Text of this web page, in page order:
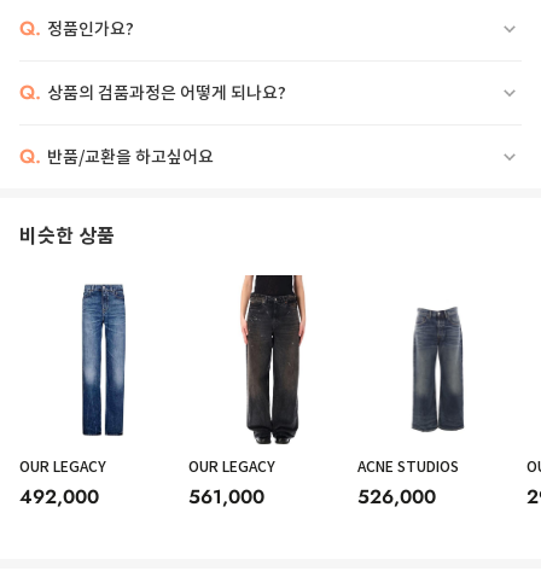
Q. 정품인가요?
Q. 상품의 검품과정은 어떻게 되나요?
Q. 반품/교환을 하고싶어요
비슷한 상품
OUR LEGACY
492,000
OUR LEGACY
561,000
ACNE STUDIOS
526,000